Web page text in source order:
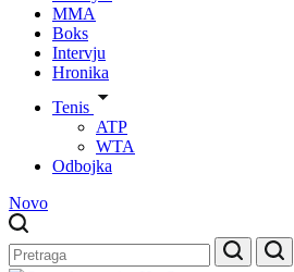
MMA
Boks
Intervju
Hronika
Tenis
ATP
WTA
Odbojka
Novo